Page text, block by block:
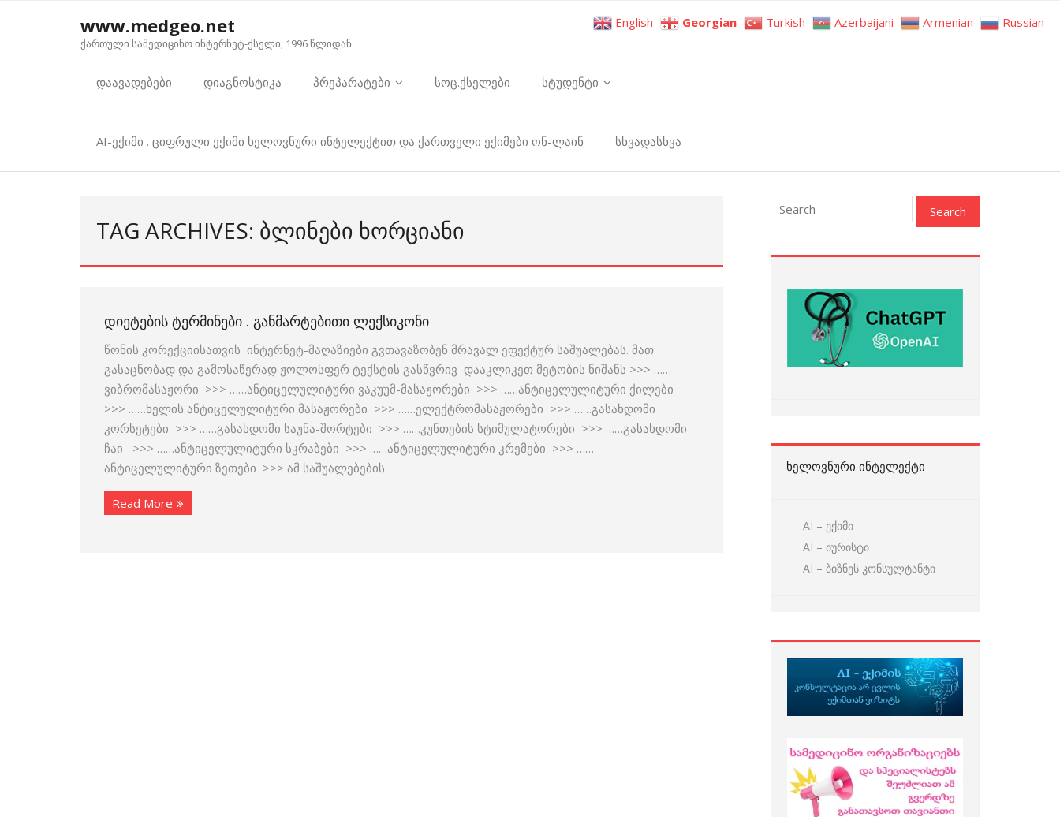
www.medgeo.net
ქართული სამედიცინო ინტერნეტ-ქსელი, 1996 წლიდან
დაავადებები დიაგნოსტიკა პრეპარატები სოც.ქსელები სტუდენტი
AI-ექიმი . ციფრული ექიმი ხელოვნური ინტელექტით და ქართველი ექიმები ონ-ლაინ სხვადასხვა
TAG ARCHIVES: ᲑᲚᲘᲜᲔᲑᲘ ᲮᲝᲠᲪᲘᲐᲜᲘ
ᲓᲘᲔᲢᲔᲑᲘᲡ ᲢᲔᲠᲛᲘᲜᲔᲑᲘ . ᲒᲐᲜᲛᲐᲠᲢᲔᲑᲘᲗᲘ ᲚᲔᲥᲡᲘᲙᲝᲜᲘ
წონის კორექციისათვის ინტერნეტ-მაღაზიები გვთავაზობენ მრავალ ეფექტურ საშუალებას. მათ
გასაცნობად და გამოსაწერად ჟოლოსფერ ტექსტის გასწვრივ დააკლიკეთ მეტობის ნიშანს >>> ……
ვიბრომასაჟორი >>> ……ანტიცელულიტური ვაკუუმ-მასაჟორები >>> ……ანტიცელულიტური ქილები
>>> ……ხელის ანტიცელულიტური მასაჟორები >>> ……ელექტრომასაჟორები >>> ……გასახდომი
კორსეტები >>> ……გასახდომი საუნა-შორტები >>> ……კუნთების სტიმულატორები >>> ……გასახდომი
ჩაი >>> ……ანტიცელულიტური სკრაბები >>> ……ანტიცელულიტური კრემები >>> ……
ანტიცელულიტური ზეთები >>> ამ საშუალებების
Read More
ᲮᲔᲚᲝᲕᲜᲣᲠᲘ ᲘᲜᲢᲔᲚᲔᲥᲢᲘ
AI – ექიმი
AI – იურისტი
AI – ბიზნეს კონსულტანტი
English Georgian Turkish Azerbaijani Armenian Russian